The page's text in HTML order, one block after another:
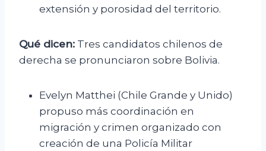
extensión y porosidad del territorio.
Qué dicen: Tres candidatos chilenos de
derecha se pronunciaron sobre Bolivia.
Evelyn Matthei (Chile Grande y Unido)
propuso más coordinación en
migración y crimen organizado con
creación de una Policía Militar